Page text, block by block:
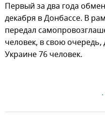
Первый за два года
декабря в Донбассе. В
передал
человек, в свою очередь,
Украине 76 человек.